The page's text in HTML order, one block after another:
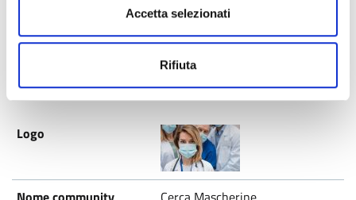
Accetta selezionati
Rifiuta
Pubblicato